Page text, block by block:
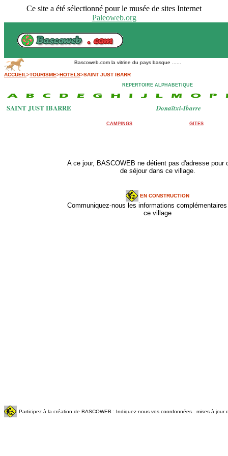
Ce site a été sélectionné pour le musée de sites Internet
Paleoweb.org
Bascoweb.com la vitrine du pays basque ......
ACCUEIL>TOURISME>HOTELS>SAINT JUST IBARR
REPERTOIRE ALPHABETIQUE
SAINT JUST IBARRE Donaïtxi-Ibarre
CAMPINGS GITES
A ce jour, BASCOWEB ne détient pas d'adresse pour
de séjour dans ce village.
EN CONSTRUCTION
Communiquez-nous les informations
ce village
Participez à la création de BASCOWEB : Indiquez-nous vos coordonnées.. mises à jour